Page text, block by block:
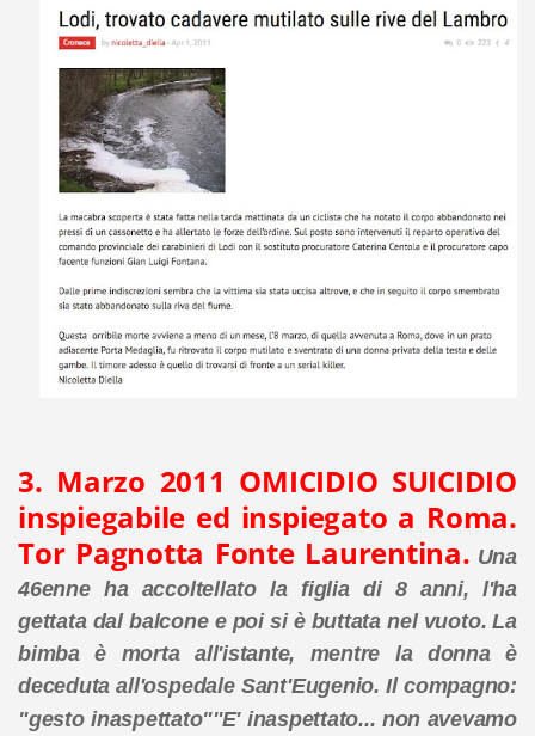
3. Marzo 2011 OMICIDIO SUICIDIO
inspiegabile ed inspiegato a Roma.
Tor Pagnotta Fonte Laurentina. Una
46enne ha accoltellato la figlia di 8 anni, l'ha
gettata dal balcone e poi si è buttata nel vuoto. La
bimba è morta all'istante, mentre la donna è
deceduta all'ospedale Sant'Eugenio.Il compagno:
"gesto inaspettato"''E' inaspettato... non avevamo